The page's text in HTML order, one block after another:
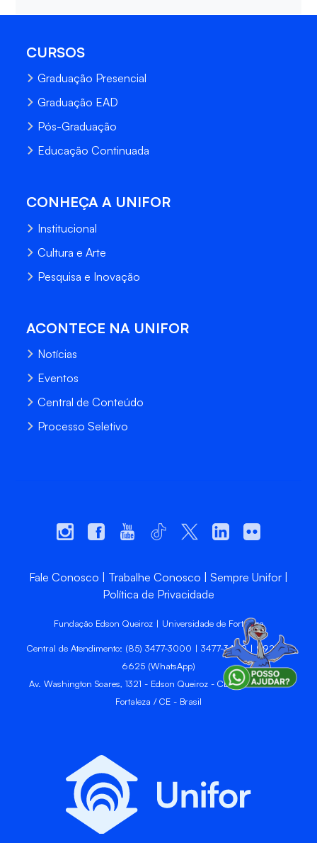
CURSOS
Graduação Presencial
Graduação EAD
Pós-Graduação
Educação Continuada
CONHEÇA A UNIFOR
Institucional
Cultura e Arte
Pesquisa e Inovação
ACONTECE NA UNIFOR
Notícias
Eventos
Central de Conteúdo
Processo Seletivo
Fale Conosco Trabalhe Conosco
Sempre Unifor
Política de Privacidade
Fundação Edson Queiroz | Universidade de Fortaleza
Central de Atendimento: (85) 3477-3000 | 3477-3400 | 99246-
6625 (WhatsApp)
Av. Washington Soares, 1321 - Edson Queiroz - CEP 60811-905 -
Fortaleza / CE - Brasil